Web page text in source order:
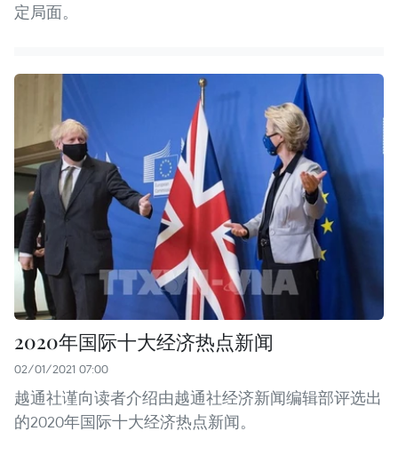
定局面。
2020年国际十大经济热点新闻
02/01/2021 07:00
越通社谨向读者介绍由越通社经济新闻编辑部评选出
的2020年国际十大经济热点新闻。